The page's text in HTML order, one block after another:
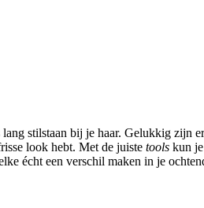
stilstaan bij je haar. Gelukkig zijn
look hebt. Met de juiste tools kun
écht een verschil maken in je